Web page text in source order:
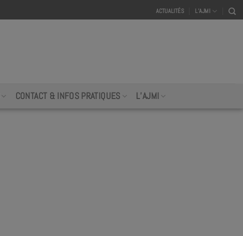
ACTUALITÉS L’AJMI
CONTACT & INFOS PRATIQUES L’AJMI